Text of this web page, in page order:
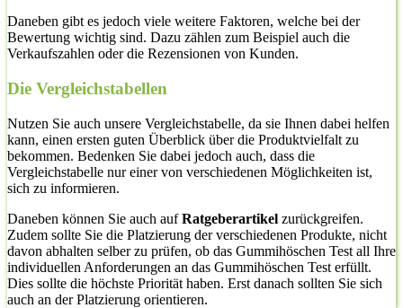
Daneben gibt es jedoch viele weitere Faktoren, welche bei der
Bewertung wichtig sind. Dazu zählen zum Beispiel auch die
Verkaufszahlen oder die Rezensionen von Kunden.
Die Vergleichstabellen
Nutzen Sie auch unsere Vergleichstabelle, da sie Ihnen dabei helfen
kann, einen ersten guten Überblick über die Produktvielfalt zu
bekommen. Bedenken Sie dabei jedoch auch, dass die
Vergleichstabelle nur einer von verschiedenen Möglichkeiten ist,
sich zu informieren.
Daneben können Sie auch aufRatgeberartikel zurückgreifen.
Zudem sollte Sie die Platzierung der verschiedenen Produkte, nicht
davon abhalten selber zu prüfen, ob das Gummihöschen Test all Ihre
individuellen Anforderungen an das Gummihöschen Test erfüllt.
Dies sollte die höchste Priorität haben. Erst danach sollten Sie sich
auch an der Platzierung orientieren.